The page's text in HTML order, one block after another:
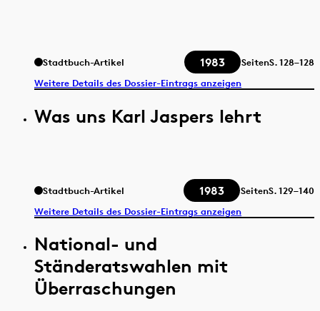
Stadtbuch-Artikel 1983 SeitenS.128–128
Weitere Details des Dossier-Eintrags anzeigen
Was uns Karl Jaspers lehrt
Stadtbuch-Artikel 1983 SeitenS.129–140
Weitere Details des Dossier-Eintrags anzeigen
National- und
Ständeratswahlen mit
Überraschungen